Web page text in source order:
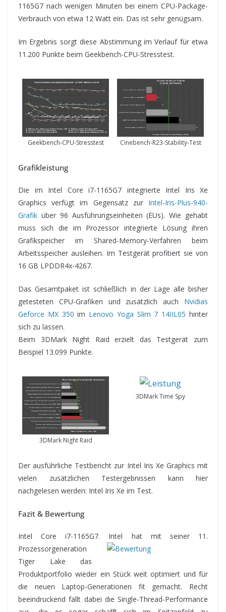
1165G7 nach wenigen Minuten bei einem CPU-Package-
Verbrauch von etwa 12 Watt ein. Das ist sehr genügsam.
Im Ergebnis sorgt diese Abstimmung im Verlauf für etwa
11.200 Punkte beim Geekbench-CPU-Stresstest.
Geekbench-CPU-Stresstest Cinebench-R23-Stability-Test
Grafikleistung
Die im Intel Core i7-1165G7 integrierte Intel Iris Xe
Graphics verfügt im Gegensatz zur Intel-Iris-Plus-940-
Grafik über 96 Ausführungseinheiten (EUs). Wie gehabt
muss sich die im Prozessor integrierte Lösung ihren
Grafikspeicher im Shared-Memory-Verfahren beim
Arbeitsspeicher ausleihen. Im Testgerät profitiert sie von
16 GB LPDDR4x-4267.
Das Gesamtpaket ist schließlich in der Lage alle bisher
getesteten CPU-Grafiken und zusätzlich auch Nvidias
Geforce MX 350 im Lenovo Yoga Slim 7 14IIL05 hinter
sich zu lassen.
Beim 3DMark Night Raid erzielt das Testgerät zum
Beispiel 13.099 Punkte.
3DMark Night Raid
3DMark Time Spy
Der ausführliche Testbericht zur Intel Iris Xe Graphics mit
vielen zusätzlichen Testergebnissen kann hier
nachgelesen werden: Intel Iris Xe im Test.
Fazit & Bewertung
Intel Core i7-1165G7. Intel hat mit seiner 11.
Prozessorgeneration
Tiger Lake das
Produktportfolio wieder ein Stück weit optimiert und für
die neuen Laptop-Generationen fit gemacht. Recht
beeindruckend fällt dabei die Single-Thread-Performance